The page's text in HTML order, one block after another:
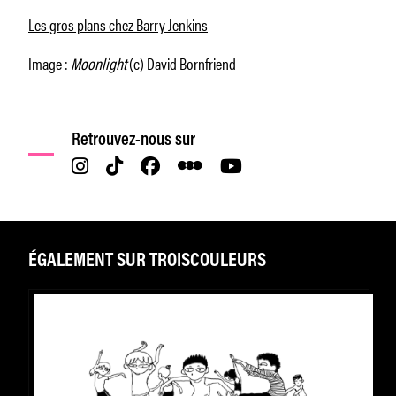
Les gros plans chez Barry Jenkins
Image :Moonlight(c) David Bornfriend
Retrouvez-nous sur
ÉGALEMENT SUR TROISCOULEURS